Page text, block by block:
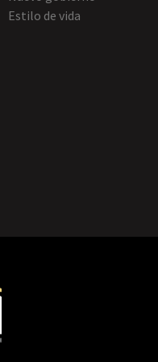
Estilo de vida